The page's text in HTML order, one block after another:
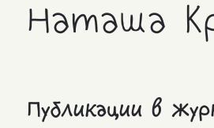
Наташа
Публикации в